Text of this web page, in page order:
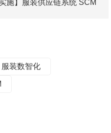
施】服装供应链系统 SCM
服装数智化